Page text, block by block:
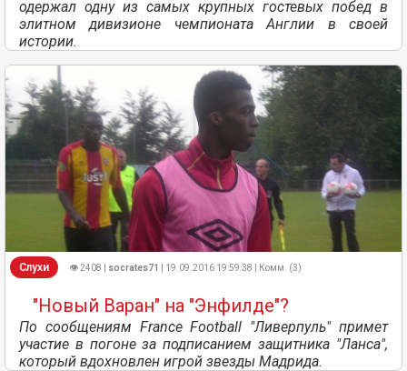
одержал одну из самых крупных гостевых побед в
элитном дивизионе чемпионата Англии в своей
истории.
Слухи 👁 2408 | socrates71 | 19.09.2016 19:59:38 | Комм. (3)
"Новый Варан" на "Энфилде"?
По сообщениям France Football "Ливерпуль" примет
участие в погоне за подписанием защитника "Ланса",
который вдохновлен игрой звезды Мадрида.